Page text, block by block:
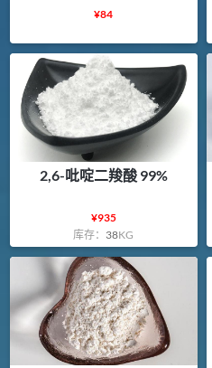
¥84
2,6-吡啶二羧酸 99%
¥935
库存： 38KG